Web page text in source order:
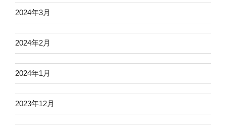
2024年3月
2024年2月
2024年1月
2023年12月